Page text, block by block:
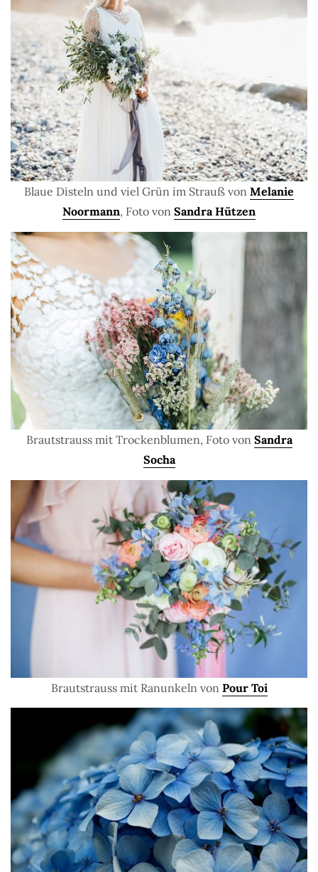
Blaue Disteln und viel Grün im Strauß von Melanie
Noormann, Foto von Sandra Hützen
Brautstrauss mit Trockenblumen, Foto von Sandra
Socha
Brautstrauss mit Ranunkeln von Pour Toi